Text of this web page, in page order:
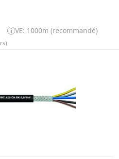
VE: 1000m (recommandé)